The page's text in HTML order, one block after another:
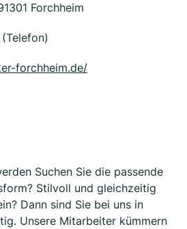
Forchheim
(Telefon)
forchheim.de/
Suchen Sie die passende
Stilvoll und gleichzeitig
Dann sind Sie bei uns in
Unsere Mitarbeiter kümmern